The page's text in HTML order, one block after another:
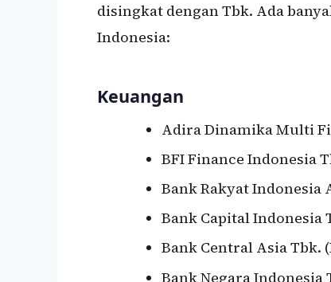
disingkat dengan Tbk. Ada
Indonesia:
Keuangan
Adira Dinamika Multi
BFI Finance Indonesia
Bank Rakyat Indonesia
Bank Capital Indonesia
Bank Central Asia Tbk.
Bank Negara Indonesia